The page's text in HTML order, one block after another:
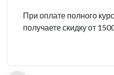
При оплате полного
получаете скидку от